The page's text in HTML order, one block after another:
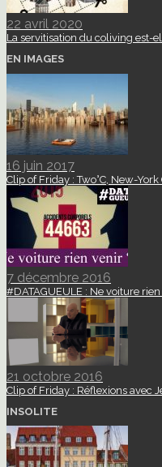
22 avril 2020
La servitisation du coliving est-
EN IMAGES
16 juin 2017
Clip of Friday : Two°C, New-York
7 décembre 2016
#DATAGUEULE : Ne voiture
21 octobre 2016
Clip of Friday : Réflexions avec
INSOLITE